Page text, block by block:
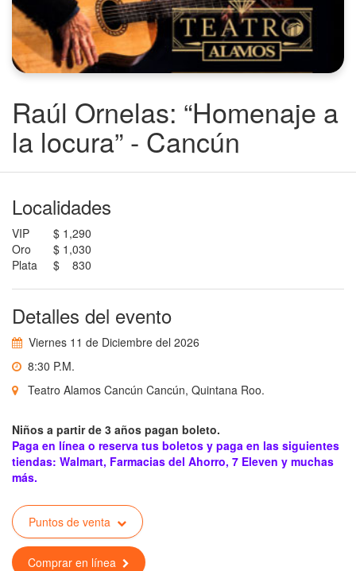
Raúl Ornelas: “Homenaje a
la locura” - Cancún
Localidades
VIP
$ 1,290
Oro
$ 1,030
Plata $ 830
Detalles del evento
Viernes 11 de Diciembre del 2026
8:30 P.M.
Teatro Alamos Cancún Cancún, Quintana Roo.
Niños a partir de 3 años pagan boleto.
Paga en línea o reserva tus boletos y paga en las siguientes
tiendas: Walmart, Farmacias del Ahorro, 7 Eleven y muchas
más.
Puntos de venta
Comprar en línea